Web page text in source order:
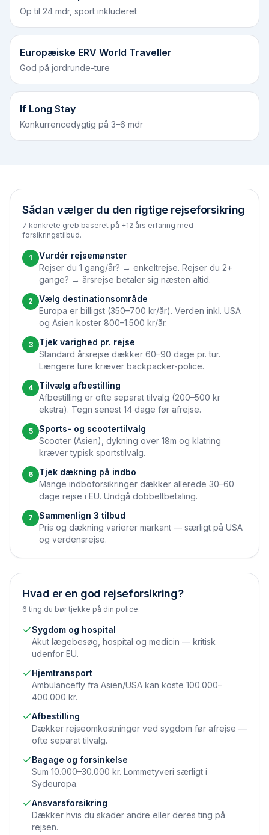
Op til 24 mdr, sport inkluderet
Europæiske ERV World Traveller
God på jordrunde-ture
If Long Stay
Konkurrencedygtig på 3–6 mdr
Sådan vælger du den rigtige rejseforsikring
7 konkrete greb baseret på +12 års erfaring med
forsikringstilbud.
1
Vurdér rejsemønster
Rejser du 1 gang/år? → enkeltrejse. Rejser du 2+
gange? → årsrejse betaler sig næsten altid.
2
Vælg destinationsområde
Europa er billigst (350–700 kr/år). Verden inkl. USA
og Asien koster 800–1.500 kr/år.
3
Tjek varighed pr. rejse
Standard årsrejse dækker 60–90 dage pr. tur.
Længere ture kræver backpacker-police.
4
Tilvælg afbestilling
Afbestilling er ofte separat tilvalg (200–500 kr
ekstra). Tegn senest 14 dage før afrejse.
5
Sports- og scootertilvalg
Scooter (Asien), dykning over 18m og klatring
kræver typisk sportstilvalg.
6
Tjek dækning på indbo
Mange indboforsikringer dækker allerede 30–60
dage rejse i EU. Undgå dobbeltbetaling.
7
Sammenlign 3 tilbud
Pris og dækning varierer markant — særligt på USA
og verdensrejse.
Hvad er en god rejseforsikring?
6 ting du bør tjekke på din police.
Sygdom og hospital
Akut lægebesøg, hospital og medicin — kritisk
udenfor EU.
Hjemtransport
Ambulancefly fra Asien/USA kan koste 100.000–
400.000 kr.
Afbestilling
Dækker rejseomkostninger ved sygdom før afrejse —
ofte separat tilvalg.
Bagage og forsinkelse
Sum 10.000–30.000 kr. Lommetyveri særligt i
Sydeuropa.
Ansvarsforsikring
Dækker hvis du skader andre eller deres ting på
rejsen.